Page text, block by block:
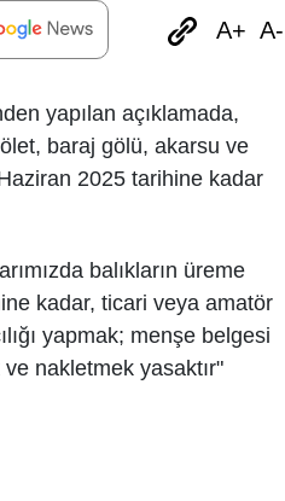
A+ A-
yapılan açıklamada,
baraj gölü, akarsu ve
2025 tarihine kadar
balıkların üreme
kadar, ticari veya amatör
yapmak; menşe belgesi
nakletmek yasaktır"